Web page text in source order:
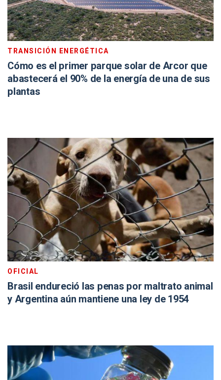
TRANSICIÓN ENERGÉTICA
Cómo es el primer parque solar de Arcor que
abastecerá el 90% de la energía de una de sus
plantas
OFICIAL
Brasil endureció las penas por maltrato animal
y Argentina aún mantiene una ley de 1954